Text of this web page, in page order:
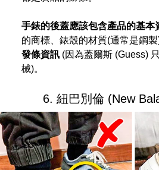
手錶的後蓋應該包含產品的基本
的商標、錶殼的材質(通常是鋼製
發條資訊 (因為蓋爾斯 (Guess)
械)。
6. 紐巴別倫 (New